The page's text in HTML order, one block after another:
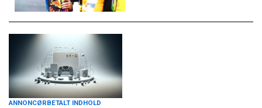
ANNONCØRBETALT INDHOLD